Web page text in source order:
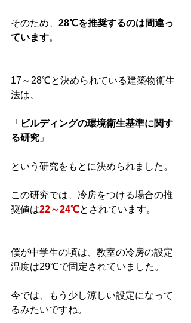
そのため、 28℃を推奨するのは間違っ
ています。
17～28℃と決められている建築物衛生
法は、
「 ビルディングの環境衛生基準に関す
る研究 」
という研究をもとに決められました。
この研究では、冷房をつける場合の推
奨値は22～24℃とされています。
僕が中学生の頃は、教室の冷房の設定
温度は29℃で固定されていました。
今では、もう少し涼しい設定になって
るみたいですね。